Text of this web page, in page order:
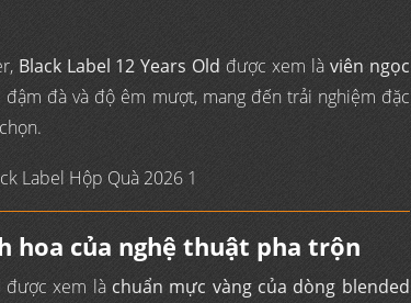
Black Label 12 Years Old được xem là viên ngọc
đà và độ êm mượt, mang đến trải nghiệm đặc
hoa của nghệ thuật pha trộn
được xem là chuẩn mực vàng của dòng blended